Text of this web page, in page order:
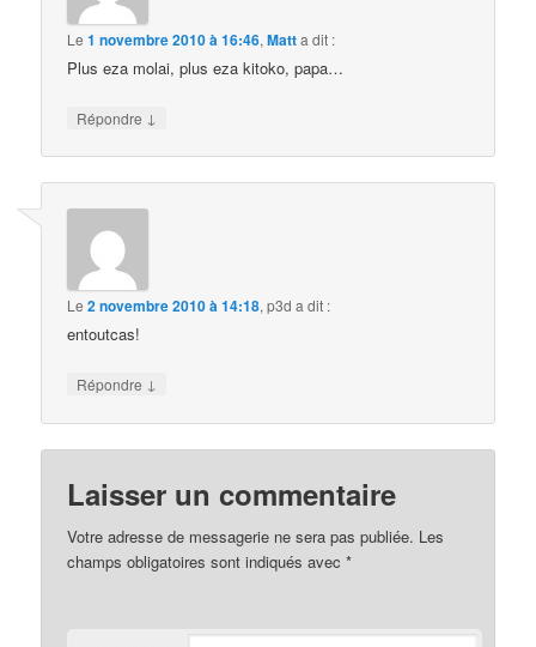
Le1 novembre 2010 à 16:46,Matta dit :
Plus eza molai, plus eza kitoko, papa…
Répondre ↓
Le2 novembre 2010 à 14:18,p3d a dit :
entoutcas!
Répondre ↓
Laisser un commentaire
Votre adresse de messagerie ne sera pas publiée. Les
champs obligatoires sont indiqués avec*